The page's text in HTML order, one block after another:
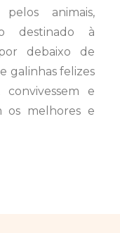
animais,
destinado à
debaixo de
galinhas felizes
convivessem e
os melhores e